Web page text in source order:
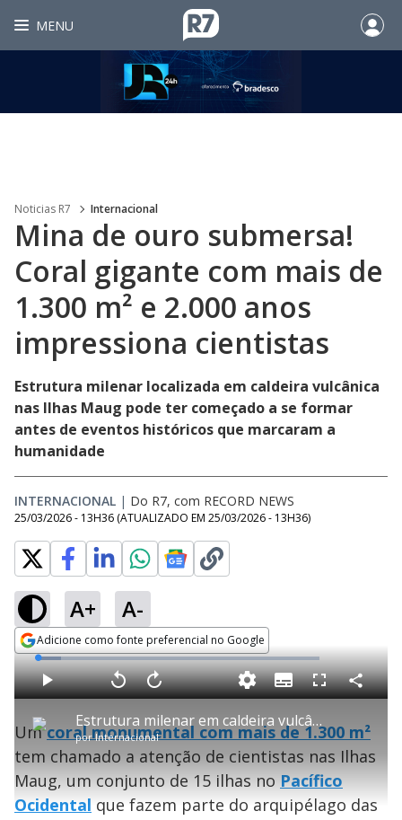
MENU
Noticias R7 Internacional
Mina de ouro submersa!
Coral gigante com mais de
1.300 m² e 2.000 anos
impressiona cientistas
Estrutura milenar localizada em caldeira vulcânica
nas Ilhas Maug pode ter começado a se formar
antes de eventos históricos que marcaram a
humanidade
INTERNACIONAL | Do R7, com RECORD NEWS
25/03/2026 - 13H36 (ATUALIZADO EM 25/03/2026 - 13H36)
A+ A-
Adicione como fonte preferencial no Google
Opens in new window
P
l
Estrutura milenar em caldeira vulcânica é a maior já encontrada na história da humanidade
porInternacional
P V
t
a
r
0
e
g
u
n
d
A
n
ç
a
r
1
s
e
u
n
L
o
a
d
e
.
2
7
%
S
u
b
i
t
l
s
F
l
s
c
e
n
C
o
a
r
i
l
Umcoral monumental com mais de 1.300 m²
tem chamado a atenção de cientistas nas Ilhas
Maug, um conjunto de 15 ilhas noPacífico
Ocidental que fazem parte do arquipélago das